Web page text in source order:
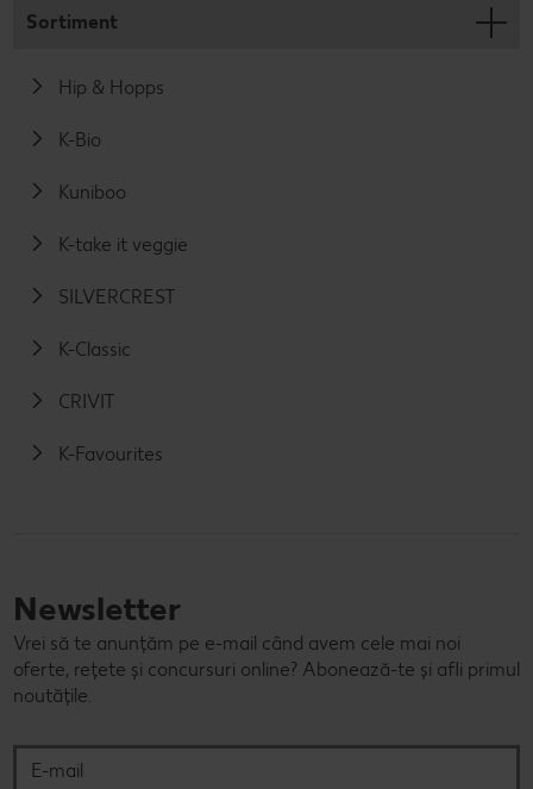
Sortiment
Hip & Hopps
K-Bio
Kuniboo
K-take it veggie
SILVERCREST
K-Classic
CRIVIT
K-Favourites
Newsletter
Vrei să te anunțăm pe e-mail când avem cele mai noi
oferte, rețete și concursuri online? Abonează-te și afli primul
noutățile.